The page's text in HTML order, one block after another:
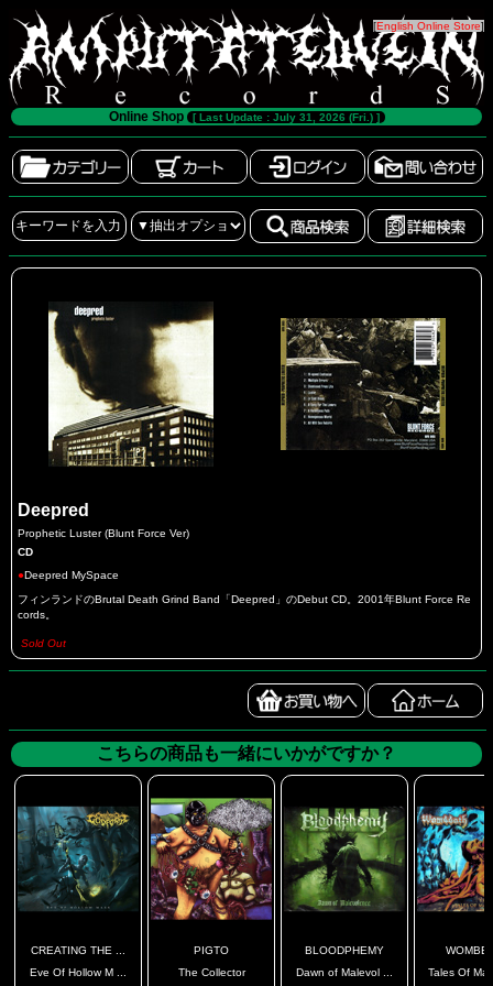
[English Online Store]
Online Shop [ Last Update : July 31, 2026 (Fri.) ]
Deepred
Prophetic Luster (Blunt Force Ver)
CD
●Deepred MySpace
フィンランドのBrutal Death Grind Band「Deepred」のDebut CD。2001年Blunt Force Re
cords。
Sold Out
こちらの商品も一緒にいかがですか？
CREATING THE ...
Eve Of Hollow M ...
PIGTO
The Collector
BLOODPHEMY
Dawn of Malevol ...
Tales Of